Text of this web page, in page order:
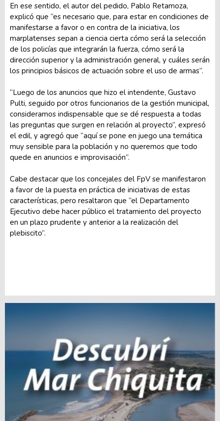
En ese sentido, el autor del pedido, Pablo Retamoza,
explicó que “es necesario que, para estar en condiciones de
manifestarse a favor o en contra de la iniciativa, los
marplatenses sepan a ciencia cierta cómo será la selección
de los policías que integrarán la fuerza, cómo será la
dirección superior y la administración general, y cuáles serán
los principios básicos de actuación sobre el uso de armas”.
“Luego de los anuncios que hizo el intendente, Gustavo
Pulti, seguido por otros funcionarios de la gestión municipal,
consideramos indispensable que se dé respuesta a todas
las preguntas que surgen en relación al proyecto”, expresó
el edil, y agregó que “aquí se pone en juego una temática
muy sensible para la población y no queremos que todo
quede en anuncios e improvisación”.
Cabe destacar que los concejales del FpV se manifestaron
a favor de la puesta en práctica de iniciativas de estas
características, pero resaltaron que “el Departamento
Ejecutivo debe hacer público el tratamiento del proyecto
en un plazo prudente y anterior a la realización del
plebiscito”.